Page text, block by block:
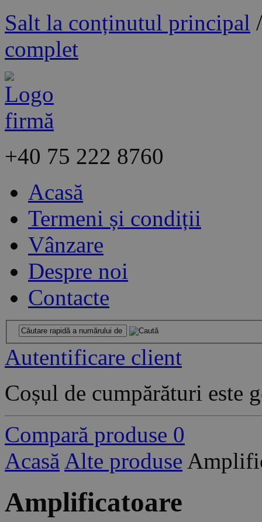
Salt la conținutul principal
complet
+40 75 222 8760
Acasă
Termeni și condiții
Vânzare
Despre noi
Contacte
Autentificare client
Coșul de cumpărături este
Compară produse 0
Acasă Alte produse
Amplificatoare